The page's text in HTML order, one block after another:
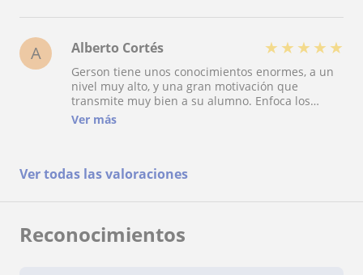
motivación.
A Alberto Cortés ★ ★ ★ ★ ★
Gerson tiene unos conocimientos enormes, a un
nivel muy alto, y una gran motivación que
transmite muy bien a su alumno. Enfoca los
ejercicios a las necesidades de tu cuerpo,
Ver más
Ver todas las valoraciones
Reconocimientos